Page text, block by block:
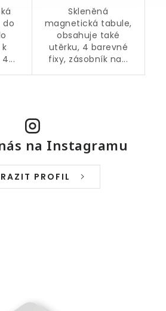
do
Skleněná
magnetická tabule,
obsahuje také
utěrku, 4 barevné
fixy, zásobník na...
na Instagramu
PROFIL